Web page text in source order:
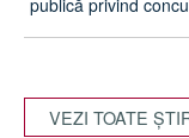
VEZI TOATE